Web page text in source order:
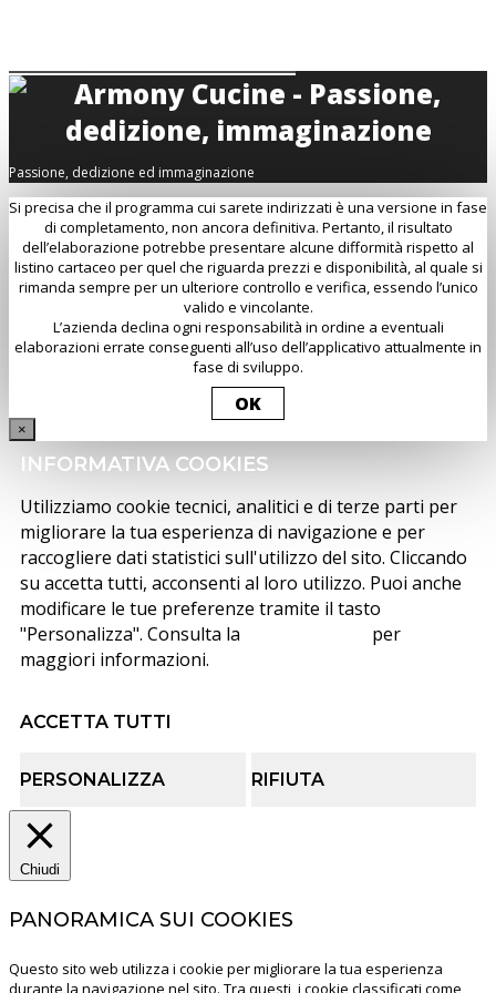
Passione, dedizione ed immaginazione
Si precisa che il programma cui sarete indirizzati è una versione in fase
di completamento, non ancora definitiva. Pertanto, il risultato
dell’elaborazione potrebbe presentare alcune difformità rispetto al
listino cartaceo per quel che riguarda prezzi e disponibilità, al quale si
rimanda sempre per un ulteriore controllo e verifica, essendo l’unico
valido e vincolante.
L’azienda declina ogni responsabilità in ordine a eventuali
elaborazioni errate conseguenti all’uso dell’applicativo attualmente in
fase di sviluppo.
OK
×
INFORMATIVA COOKIES
Utilizziamo cookie tecnici, analitici e di terze parti per
migliorare la tua esperienza di navigazione e per
raccogliere dati statistici sull'utilizzo del sito. Cliccando
su accetta tutti, acconsenti al loro utilizzo. Puoi anche
modificare le tue preferenze tramite il tasto
"Personalizza". Consulta la
per
maggiori informazioni.
ACCETTA TUTTI
PERSONALIZZA RIFIUTA
Chiudi
PANORAMICA SUI COOKIES
Questo sito web utilizza i cookie per migliorare la tua esperienza
durante la navigazione nel sito. Tra questi, i cookie classificati come